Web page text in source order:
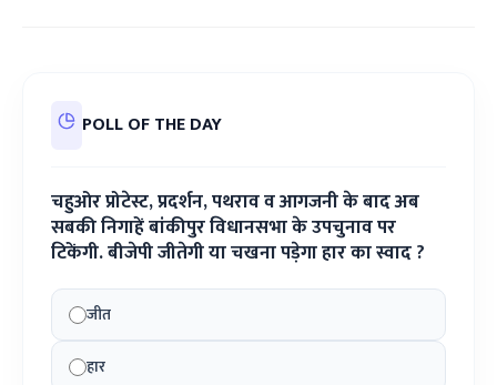
POLL OF THE DAY
चहुओर प्रोटेस्ट, प्रदर्शन, पथराव व आगजनी के बाद अब
सबकी निगाहें बांकीपुर विधानसभा के उपचुनाव पर
टिकेंगी. बीजेपी जीतेगी या चखना पड़ेगा हार का स्वाद ?
जीत
हार